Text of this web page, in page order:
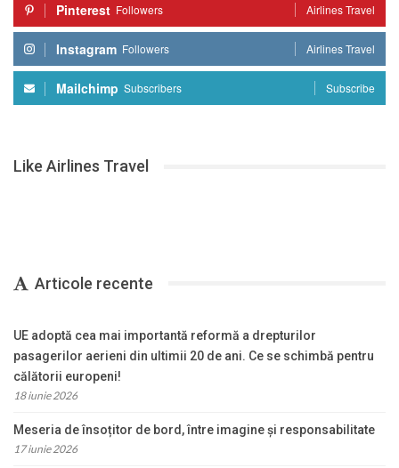
Pinterest Followers Airlines Travel
Instagram Followers Airlines Travel
Mailchimp Subscribers Subscribe
Like Airlines Travel
Articole recente
UE adoptă cea mai importantă reformă a drepturilor
pasagerilor aerieni din ultimii 20 de ani. Ce se schimbă pentru
călătorii europeni!
18 iunie 2026
Meseria de însoțitor de bord, între imagine și responsabilitate
17 iunie 2026